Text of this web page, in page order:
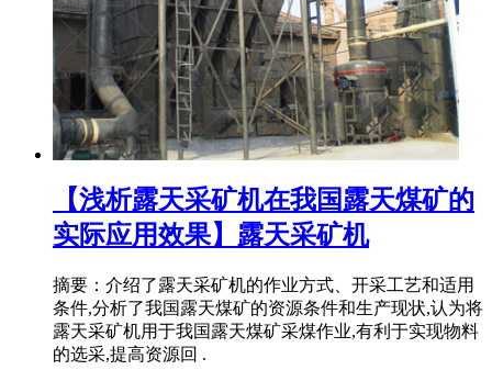
【浅析露天采矿机在我国露天煤矿的
实际应用效果】露天采矿机
摘要：介绍了露天采矿机的作业方式、开采工艺和适用
条件,分析了我国露天煤矿的资源条件和生产现状,认为将
露天采矿机用于我国露天煤矿采煤作业,有利于实现物料
的选采,提高资源回 .